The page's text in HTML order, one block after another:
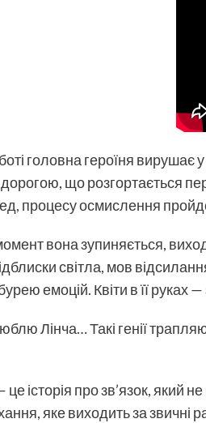
головна героїня вирушає
дорогою, що розгортається
процесу осмислення
вона зупиняється,
світла, мов
емоцій. Квіти в її
Лінча… Такі генії
історія про зв’язок, який
яке виходить за звичні